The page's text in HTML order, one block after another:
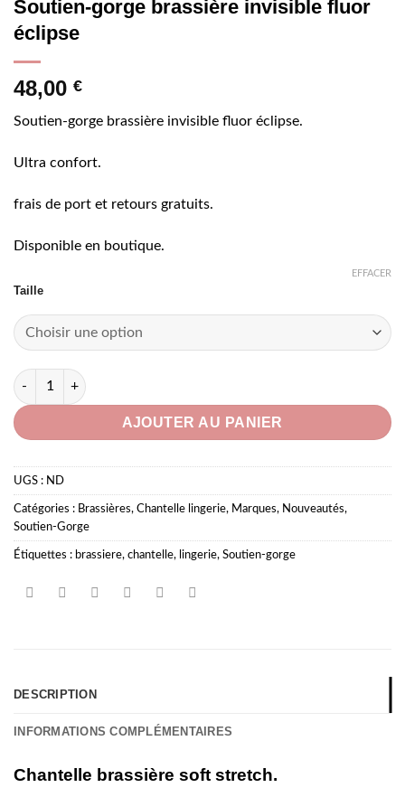
Soutien-gorge brassière invisible fluor
éclipse
48,00 €
Soutien-gorge brassière invisible fluor éclipse.
Ultra confort.
frais de port et retours gratuits.
Disponible en boutique.
Taille
EFFACER
quantité de Soutien-gorge brassière invisible fluor éclipse
AJOUTER AU PANIER
UGS : ND
Catégories : Brassières, Chantelle lingerie, Marques, Nouveautés,
Soutien-Gorge
Étiquettes : brassiere, chantelle, lingerie, Soutien-gorge
DESCRIPTION
INFORMATIONS COMPLÉMENTAIRES
Chantelle brassière soft stretch.